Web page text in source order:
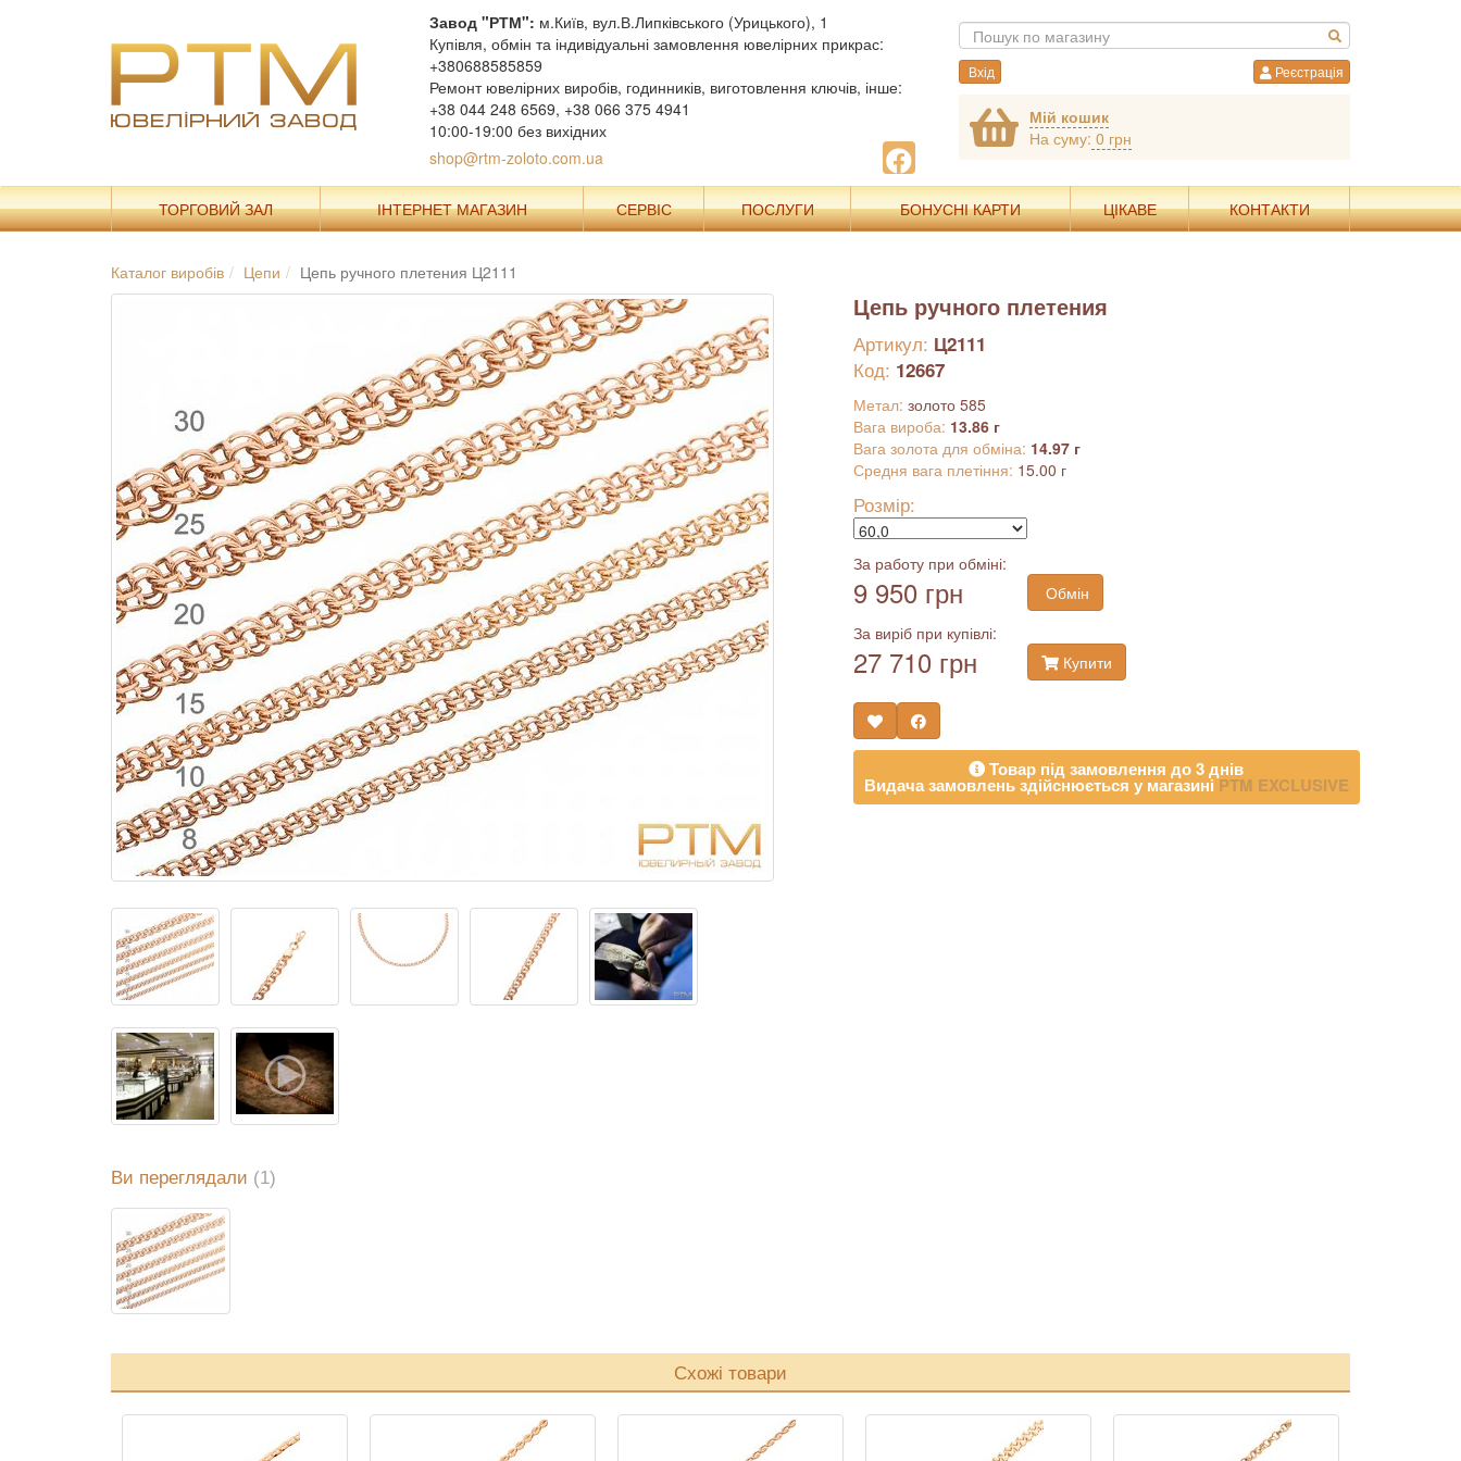
Завод "РТМ": м.Київ, вул.В.Липківського (Урицького), 1
Купівля, обмін та індивідуальні замовлення ювелірних прикрас:
+380688585859
Ремонт ювелірних виробів, годинників, виготовлення ключів, інше:
+38 044 248 6569, +38 066 375 4941
10:00-19:00 без вихідних
shop@rtm-zoloto.com.ua
Вхід Реєстрація
Мій кошик
На суму: 0 грн
ТОРГОВИЙ ЗАЛ ІНТЕРНЕТ МАГАЗИН СЕРВІС ПОСЛУГИ БОНУСНІ КАРТИ ЦІКАВЕ КОНТАКТИ
Каталог виробів Цепи Цепь ручного плетения Ц2111
Цепь ручного плетения
Артикул: Ц2111
Код: 12667
Метал: золото 585
Вага вироба: 13.86 г
Вага золота для обміна: 14.97 г
Средня вага плетіння: 15.00 г
Розмір:
За работу при обміні:
9 950 грн
Обмін
За виріб при купівлі:
27 710 грн Купити
Товар під замовлення до 3 днів
Видача замовлень здійснюється у магазиніPTM EXCLUSIVE
Ви переглядали (1)
Схожі товари